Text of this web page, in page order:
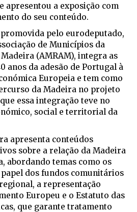
apresentou a exposição com
do seu conteúdo.
promovida pelo eurodeputado,
de Municípios da
(AMRAM), integra as
anos da adesão de Portugal à
Europeia e tem como
da Madeira no projeto
essa integração teve no
social e territorial da
apresenta conteúdos
sobre a relação da Madeira
abordando temas como os
dos fundos comunitários
a representação
Europeu e o Estatuto das
que garante tratamento